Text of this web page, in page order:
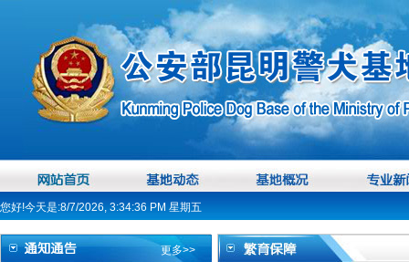
您好!今天是:8/7/2026, 3:34:36 PM 星期五
更多>>